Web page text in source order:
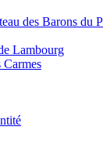
des Barons du
Lambourg